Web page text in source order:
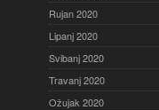
Rujan 2020
Lipanj 2020
Svibanj 2020
Travanj 2020
Ožujak 2020